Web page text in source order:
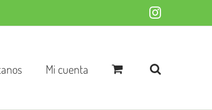
Instagram
Mi cuenta